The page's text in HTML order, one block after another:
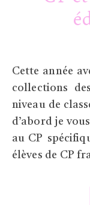
Cette année avec mes élèves j’ai découvert deux
collections
niveau de
d’abord je
au CP
élèves de CP